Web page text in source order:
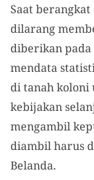
Saat
dilarang
diberikan pada
mendata
di tanah koloni
kebijakan
mengambil
diambil harus
Belanda.